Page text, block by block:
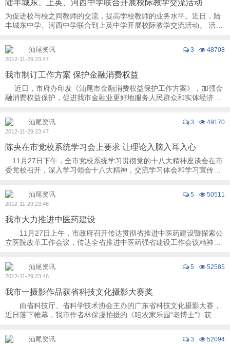
陆丰城东、上英、河西中学联合开展校际教学交流活动
为促进校与校之间教师的交流，提高学校教师的业务水平。近日，陆
丰城东中学、河西中学联合到上英中学开展校际教学交流活动。 活动
3 48708
汕尾资讯
2012-11-29 23:47
我市制订工作方案 保护金融消费权益
融消费权益保护，促进我市金融业更好地服务人民群众和实体经济，
3 49170
汕尾资讯
2012-11-29 23:47
陈央在市党校系统学习会上要求 让理论入脑入耳入心
11月27日下午，全市党校系统学习贯彻党的十八大精神座谈会在市
委党校召开，深入学习领会十八大精神，交流学习体会和学习宣传的
5 50511
汕尾资讯
2012-11-29 23:46
我市大力推进中医药建设
11月27日上午，市政府召开传达贯彻省推进中医药建设暨探索公
立医院改革工作会议，传达全省推进中医药强省建设工作会议精神及
5 52585
汕尾资讯
2012-11-29 23:46
我市一摄影作品获省科技文化摄影大赛奖
由省科技厅、省科学技术协会主办的广东省科技文化摄影大赛，
近日落下帷幕，我市作者林保虔拍摄的《咱农家乐园“老博士”》获得
3 52094
汕尾资讯